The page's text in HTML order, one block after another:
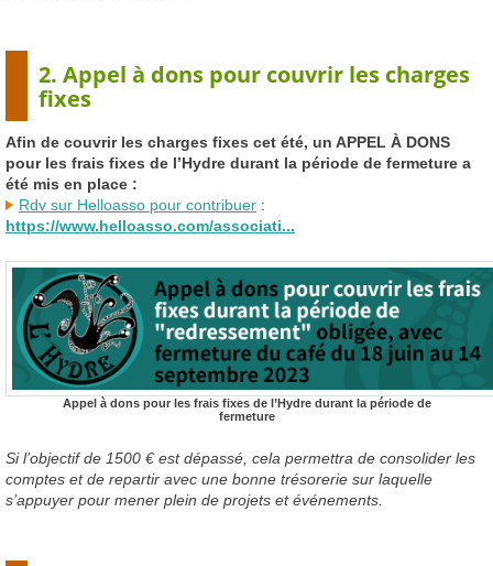
2. Appel à dons pour couvrir les charges
fixes
Afin de couvrir les charges fixes cet été, un APPEL À DONS
pour les frais fixes de l’Hydre durant la période de fermeture a
été mis en place :
Rdv sur Helloasso pour contribuer :
https://www.helloasso.com/associati...
Appel à dons pour les frais fixes de l’Hydre durant la période de
fermeture
Si l’objectif de 1500 € est dépassé, cela permettra de consolider les
comptes et de repartir avec une bonne trésorerie sur laquelle
s’appuyer pour mener plein de projets et événements.